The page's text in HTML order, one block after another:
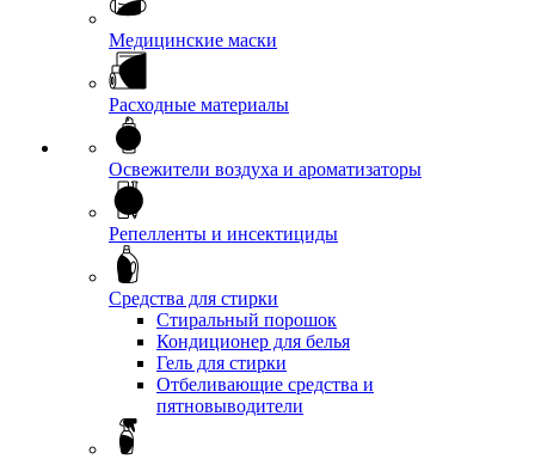
Медицинские маски
Расходные материалы
Освежители воздуха и ароматизаторы
Репелленты и инсектициды
Средства для стирки
Стиральный порошок
Кондиционер для белья
Гель для стирки
Отбеливающие средства и
пятновыводители